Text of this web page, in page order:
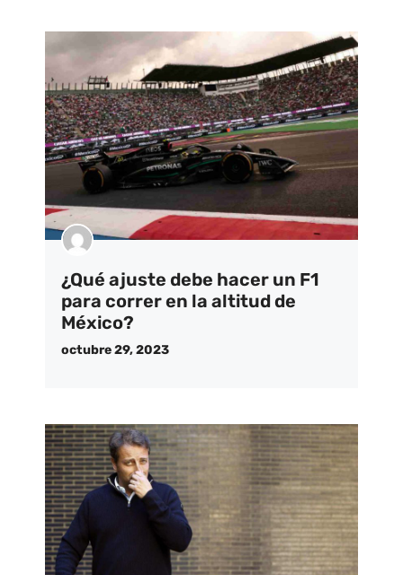
¿Qué ajuste debe hacer un F1
para correr en la altitud de
México?
octubre 29, 2023